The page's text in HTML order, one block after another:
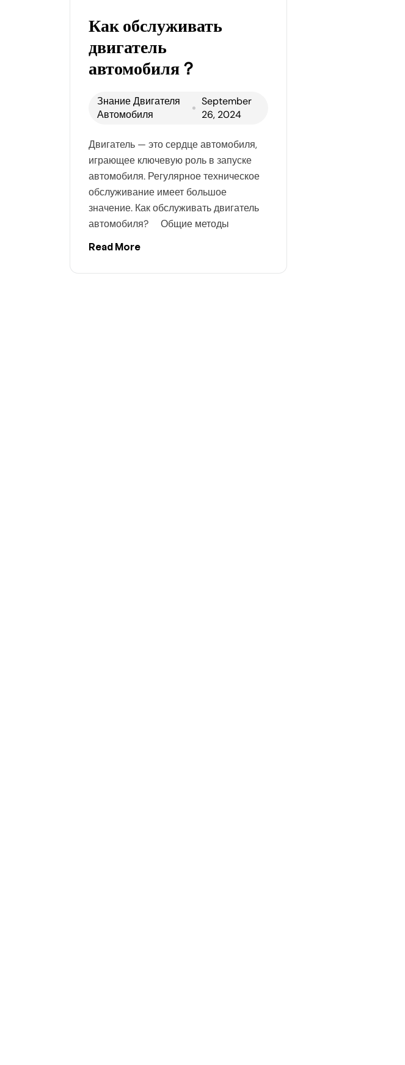
Как обслуживать
двигатель
автомобиля？
Знание Двигателя
Автомобиля
September
26, 2024
Двигатель — это сердце автомобиля,
играющее ключевую роль в запуске
автомобиля. Регулярное техническое
обслуживание имеет большое
значение. Как обслуживать двигатель
автомобиля? Общие методы
Read More